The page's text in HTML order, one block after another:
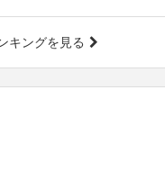
キングを見る